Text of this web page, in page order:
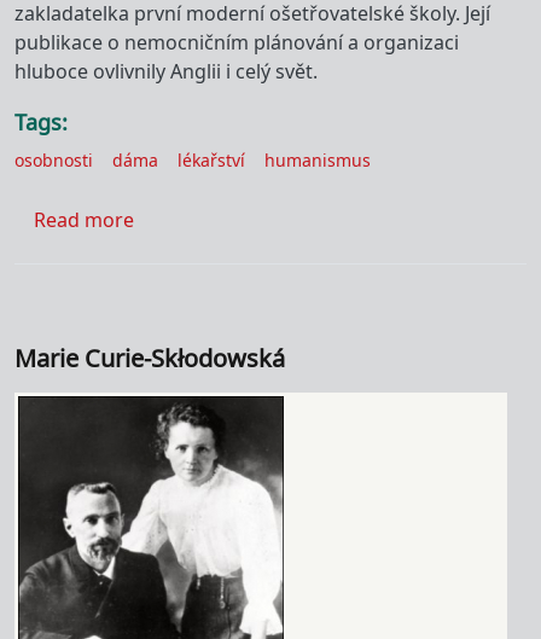
zakladatelka první moderní ošetřovatelské školy. Její
publikace o nemocničním plánování a organizaci
hluboce ovlivnily Anglii i celý svět.
Tags
osobnosti dáma lékařství humanismus
Read moreabout Florence Nightingalová
Marie Curie-Skłodowská